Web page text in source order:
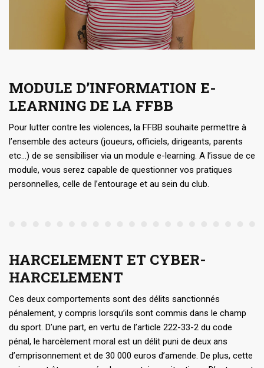
MODULE D’INFORMATION E-
LEARNING DE LA FFBB
Pour lutter contre les violences, la FFBB souhaite permettre à
l’ensemble des acteurs (joueurs, officiels, dirigeants, parents
etc…) de se sensibiliser via un module e-learning. A l’issue de ce
module, vous serez capable de questionner vos pratiques
personnelles, celle de l’entourage et au sein du club.
HARCELEMENT ET CYBER-
HARCELEMENT
Ces deux comportements sont des délits sanctionnés
pénalement, y compris lorsqu’ils sont commis dans le champ
du sport. D’une part, en vertu de l’article 222-33-2 du code
pénal, le harcèlement moral est un délit puni de deux ans
d’emprisonnement et de 30 000 euros d’amende. De plus, cette